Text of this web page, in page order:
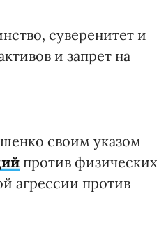
суверенитет и
и запрет на
своим указом
против физических
агрессии против